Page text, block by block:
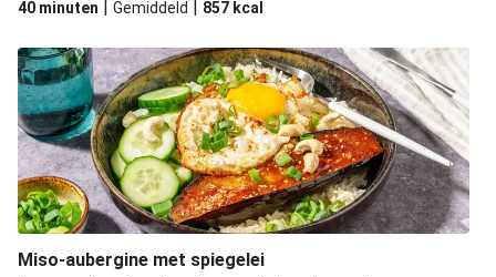
Bowl op z'n Japans met kipgehaktballetjes
Snelle en rijke hamburger op z'n Japans
40 minuten | Gemiddeld | 857 kcal
Miso-aubergine met spiegelei